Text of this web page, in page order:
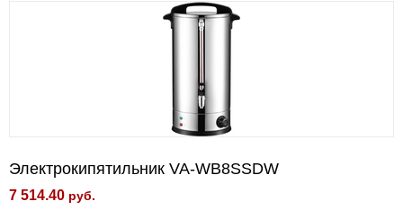
Электрокипятильник VA-WB8SSDW
7 514.40 руб.